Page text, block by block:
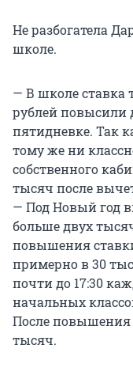
Не разбогатела
школе.
— В школе ставка
рублей повысили
пятидневке. Так
тому же ни
собственного
тысяч после
— Под Новый год
больше двух
повышения
примерно в 30
почти до 17:30
начальных
После повышения
тысяч.